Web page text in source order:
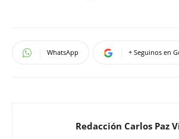
WhatsApp + Seguinos en
Redacción Carlos Paz